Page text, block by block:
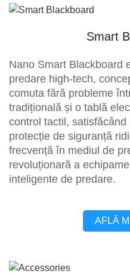
Smart
Nano Smart Blackboard
predare high-tech,
comuta fără probleme
tradițională și o tablă
control tactil,
protecție de siguranță
frecvență în mediul de
revoluționară a
inteligente de predare.
AFLĂ